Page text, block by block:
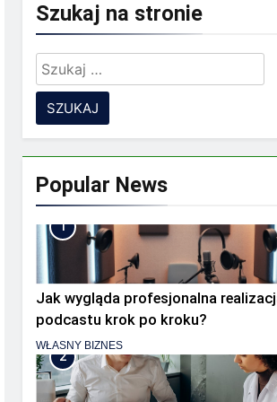
rozproszony?
Szukaj na stronie
Szukaj:
Popular News
1
Jak wygląda profesjonalna
podcastu krok po kroku?
WŁASNY BIZNES
2